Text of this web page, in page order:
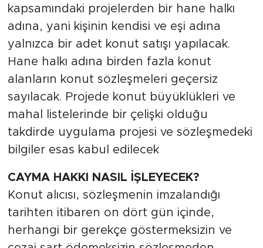
kapsamındaki projelerden bir hane halkı
adına, yani kişinin kendisi ve eşi adına
yalnızca bir adet konut satışı yapılacak.
Hane halkı adına birden fazla konut
alanların konut sözleşmeleri geçersiz
sayılacak. Projede konut büyüklükleri ve
mahal listelerinde bir çelişki olduğu
takdirde uygulama projesi ve sözleşmedeki
bilgiler esas kabul edilecek
CAYMA HAKKI NASIL İŞLEYECEK?
Konut alıcısı, sözleşmenin imzalandığı
tarihten itibaren on dört gün içinde,
herhangi bir gerekçe göstermeksizin ve